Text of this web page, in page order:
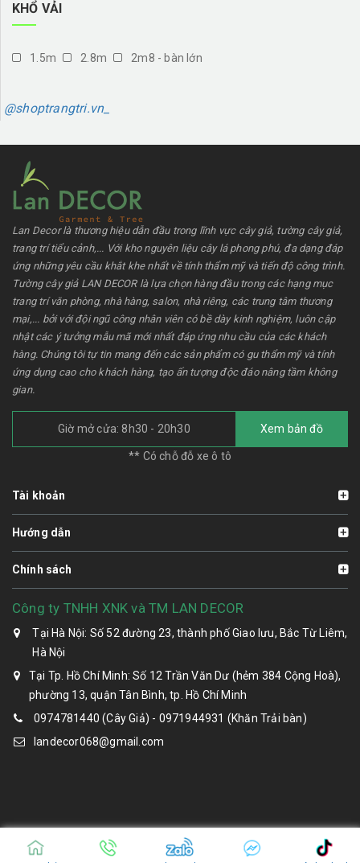
KHỔ VẢI
1.5m 2.8m 2m8 - bàn lớn
@shoptrangtri.vn_
Lan Decor là thương hiệu dẫn đầu trong lĩnh vực cây giả, tường cây giả,
trang trí tiểu cảnh,... Với kho nguyên liệu cây lá phong phú, đa dạng đáp
ứng những yêu cầu khắt khe nhất về tính thẩm mỹ và tiến độ công trình.
Tường cây giả LAN DECOR là lựa chọn hàng đầu trong các hạng mục
trang trí văn phòng, nhà hàng, salon, nhà riêng, các trung tâm thương
mại,... bởi với đội ngũ công nhân viên có bề dày kinh nghiệm, luôn cập
nhật các ý tưởng mẫu mã mới nhất đáp ứng nhu cầu của các khách
hàng. Chúng tôi tự tin mang đến các sản phẩm có gu thẩm mỹ và tính
ứng dụng cao cho khách hàng, tạo ấn tượng độc đáo nâng tầm không
gian.
Giờ mở cửa: 8h30 - 20h30 Xem bản đồ
** Có chỗ đỗ xe ô tô
Tài khoản
Hướng dẫn
Chính sách
Công ty TNHH XNK và TM LAN DECOR
Tại Hà Nội: Số 52 đường 23, thành phố Giao lưu, Bắc Từ Liêm,
Hà Nội
Tại Tp. Hồ Chí Minh: Số 12 Trần Văn Dư (hẻm 384 Cộng Hoà),
phường 13, quận Tân Bình, tp. Hồ Chí Minh
0974781440 (Cây Giả) - 0971944931 (Khăn Trải bàn)
landecor068@gmail.com